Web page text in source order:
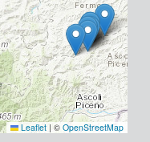
Leaflet | © OpenStreetMap